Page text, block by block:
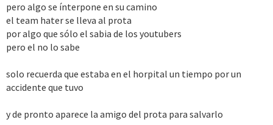
pero algo se ínterpone en su camino
el team hater se lleva al prota
por algo que sólo el sabia de los youtubers
pero el no lo sabe
solo recuerda que estaba en el horpital un tiempo por un
accidente que tuvo
y de pronto aparece la amigo del prota para salvarlo